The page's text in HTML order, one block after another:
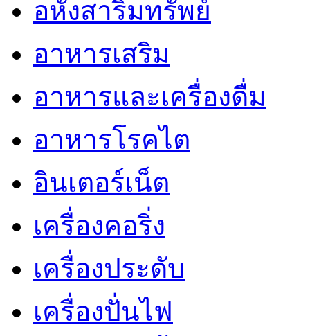
อหังสาริมทรัพย์
อาหารเสริม
อาหารและเครื่องดื่ม
อาหารโรคไต
อินเตอร์เน็ต
เครื่องคอริ่ง
เครื่องประดับ
เครื่องปั่นไฟ